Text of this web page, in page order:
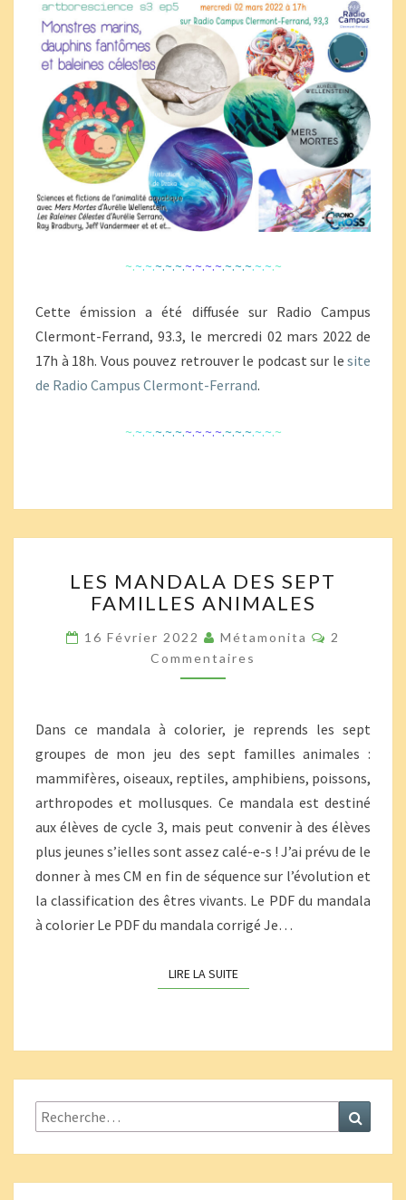
~.~.~.~.~.~.~.~.~.~.~.~.~.~.~.~
Cette émission a été diffusée sur Radio Campus
Clermont-Ferrand, 93.3, le mercredi 02 mars 2022 de
17h à 18h. Vous pouvez retrouver le podcast sur le site
de Radio Campus Clermont-Ferrand.
~.~.~.~.~.~.~.~.~.~.~.~.~.~.~.~
MANDALA
DES
FAMILLES
ANIMALES
LES MANDALA DES SEPT
FAMILLES ANIMALES
16 Février 2022 Métamonita
2
Commentaires
Dans ce mandala à colorier, je reprends les sept
groupes de mon jeu des sept familles animales :
mammifères, oiseaux, reptiles, amphibiens, poissons,
arthropodes et mollusques. Ce mandala est destiné
aux élèves de cycle 3, mais peut convenir à des élèves
plus jeunes s’ielles sont assez calé-e-s ! J’ai prévu de le
donner à mes CM en fin de séquence sur l’évolution et
la classification des êtres vivants. Le PDF du mandala
à colorier Le PDF du mandala corrigé Je…
LIRE LA SUITELIRE LA SUITE
Rechercher :